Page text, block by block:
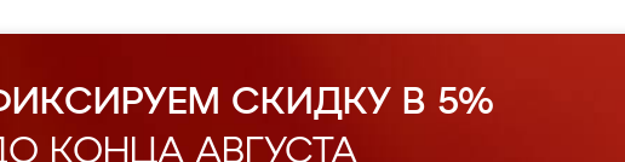
СКИДКУ В 5%
КОНЦА АВГУСТА